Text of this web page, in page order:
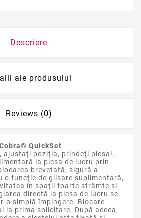
Descriere
ale produsului
Reviews (0)
QuickSet
ajustaţi poziţia, prindeţi piesa!.
la piesa de lucru prin
brevetată, sigură a
o funcţie de glisare suplimentară,
în spaţii foarte strâmte şi
directă la piesa de lucru se
o simplă împingere. Blocare
la prima solicitare. După aceea,